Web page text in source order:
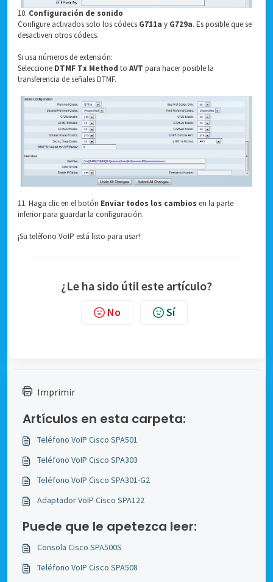
10. Configuración de sonido
Configure activados solo los códecs G711a y G729a. Es posible que se
desactiven otros códecs.
Si usa números de extensión:
Seleccione DTMF Tx Method to AVT para hacer posible la
transferencia de señales DTMF.
11. Haga clic en el botón Enviar todos los cambios en la parte
inferior para guardar la configuración.
¡Su teléfono VoIP está listo para usar!
¿Le ha sido útil este artículo?
No Sí
Imprimir
Artículos en esta carpeta:
Teléfono VoIP Cisco SPA501
Teléfono VoIP Cisco SPA303
Teléfono VoIP Cisco SPA301-G2
Adaptador VoIP Cisco SPA122
Puede que le apetezca leer:
Consola Cisco SPA500S
Teléfono VoIP Cisco SPA508